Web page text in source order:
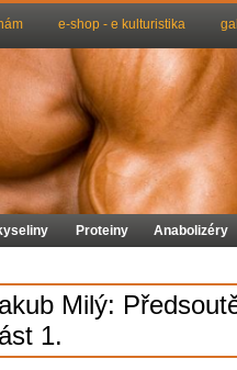
Milý:
1.
e-shop - e kulturistika
Proteiny Anabolizéry